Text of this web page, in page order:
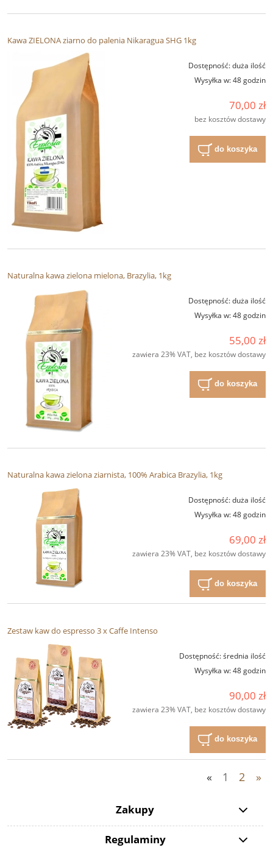
Kawa ZIELONA ziarno do palenia Nikaragua SHG 1kg
Dostępność:duża ilość
Wysyłka w:48 godzin
70,00 zł
bez kosztów dostawy
do koszyka
Naturalna kawa zielona mielona, Brazylia, 1kg
Dostępność:duża ilość
Wysyłka w:48 godzin
55,00 zł
zawiera 23% VAT, bez kosztów dostawy
do koszyka
Naturalna kawa zielona ziarnista, 100% Arabica Brazylia, 1kg
Dostępność:duża ilość
Wysyłka w:48 godzin
69,00 zł
zawiera 23% VAT, bez kosztów dostawy
do koszyka
Zestaw kaw do espresso 3 x Caffe Intenso
Dostępność:średnia ilość
Wysyłka w:48 godzin
90,00 zł
zawiera 23% VAT, bez kosztów dostawy
do koszyka
« 1 2 »
Zakupy
Regulaminy